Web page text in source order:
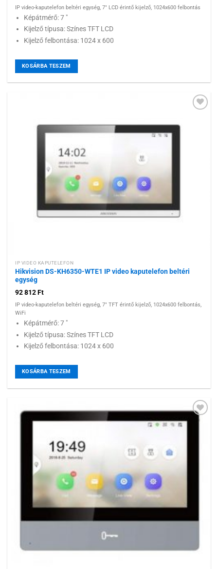
IP video-kaputelefon beltéri egység, 7" LCD érintő kijelző, 1024x600 felbontás
Képátmérő: 7 "
Kijelző típusa: Színes TFT LCD
Kijelző felbontása: 1024 x 600
KOSÁRBA TESZEM
Hozzáadás a
IP VIDEO KAPUTELEFON
Hikvision DS-KH6350-WTE1 IP video kaputelefon beltéri
egység
92 812Ft
IP video-kaputelefon beltéri egység, 7" TFT érintő kijelző, 1024x600 felbontás,
WiFi
Képátmérő: 7 "
Kijelző típusa: Színes TFT LCD
Kijelző felbontása: 1024 x 600
KOSÁRBA TESZEM